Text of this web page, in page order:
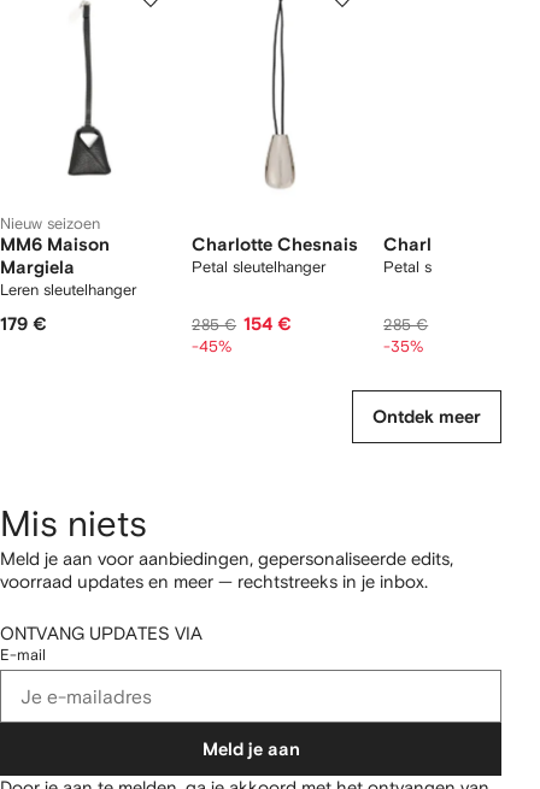
Nieuw seizoen
MM6 Maison
Margiela
Leren sleutelhanger
179 €
Charlotte Chesnais
Petal sleutelhanger
285 € 154 €
-45%
Charlotte
Petal sleutelhanger
285 €
-35%
Ontdek meer
Mis niets
Meld je aan voor aanbiedingen, gepersonaliseerde edits,
voorraad updates en meer — rechtstreeks in je inbox.
ONTVANG UPDATES VIA
E-mail
Meld je aan